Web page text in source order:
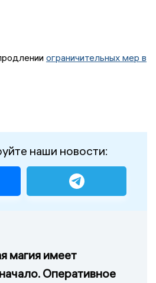
ограничительных мер в
наши новости:
магия имеет
Оперативное